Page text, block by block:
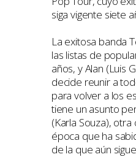
siga vigente siete
La exitosa banda
las listas de
años, y Alan (Luis
decide reunir a
para volver a los
tiene un asunto
(Karla Souza),
época que ha
de la que aún